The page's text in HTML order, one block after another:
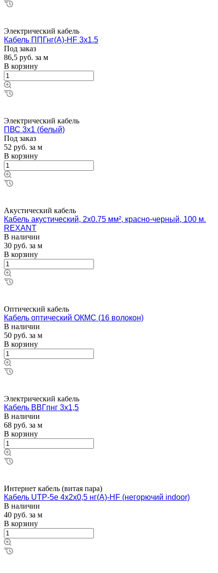
Электрический кабель
Кабель ППГнг(А)-HF 3х1.5
Под заказ
86,5 руб. за м
В корзину
Электрический кабель
ПВС 3х1 (белый)
Под заказ
52 руб. за м
В корзину
Акустический кабель
Кабель акустический, 2х0.75 мм², красно-черный, 100 м.
REXANT
В наличии
30 руб. за м
В корзину
Оптический кабель
Кабель оптический ОКМС (16 волокон)
В наличии
50 руб. за м
В корзину
Электрический кабель
Кабель ВВГпнг 3х1,5
В наличии
68 руб. за м
В корзину
Интернет кабель (витая пара)
Кабель UTP-5e 4х2х0,5 нг(А)-HF (негорючий indoor)
В наличии
40 руб. за м
В корзину